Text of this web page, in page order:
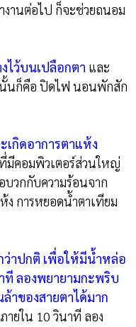
งานต่อไป ก็จะช่วยถนอม
ว้บนเปลือกตา และ
นก็คือ ปิดไฟ นอนพักสัก
กิดอาการตาแห้ง
มีคอมพิวเตอร์ส่วนใหญ่
บวกกับความร้อนจาก
ง การหยอดน้ำตาเทียม
ปกติ เพื่อให้มีน้ำหล่อ
ที ลองพยายามกะพริบ
ล้าของสายตาได้มาก
ายใน 10 วินาที ลอง